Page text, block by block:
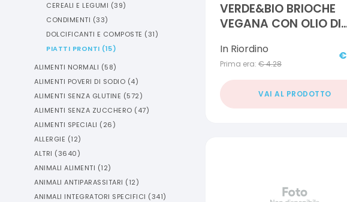
CEREALI E LEGUMI (39)
CONDIMENTI (33)
DOLCIFICANTI E COMPOSTE (31)
PIATTI PRONTI (15)
ALIMENTI NORMALI (58)
ALIMENTI POVERI DI SODIO (4)
ALIMENTI SENZA GLUTINE (572)
ALIMENTI SENZA ZUCCHERO (47)
ALIMENTI SPECIALI (26)
ALLERGIE (12)
ALTRI (3640)
ANIMALI ALIMENTI (12)
ANIMALI ANTIPARASSITARI (12)
ANIMALI INTEGRATORI SPECIFICI (341)
VERDE&BIO BRIOCHE
VEGANA CON OLIO DI
KARITE' 180 G
In Riordino
Prima era: €4.28
€
VAI AL PRODOTTO